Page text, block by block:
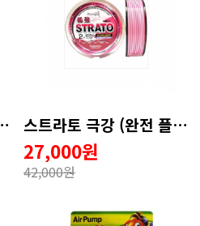
가이드 사양 ) 스트라토 극강 (완전 플로팅타입)
27,000원
42,000원